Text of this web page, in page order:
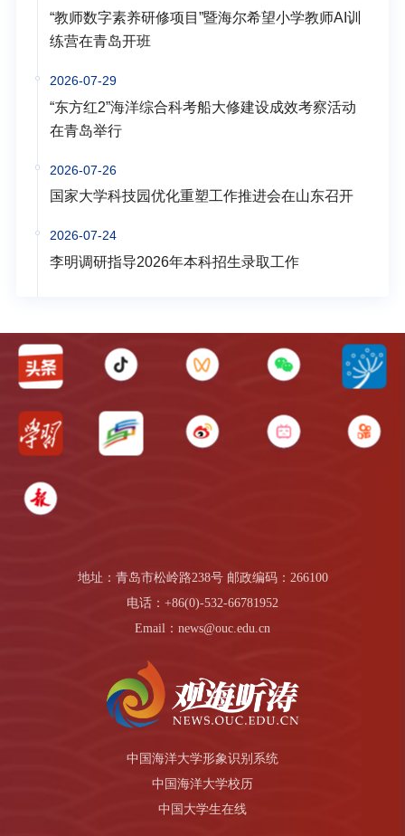
“教师数字素养研修项目”暨海尔希望小学教师AI训
练营在青岛开班
2026-07-29
“东方红2”海洋综合科考船大修建设成效考察活动
在青岛举行
2026-07-26
国家大学科技园优化重塑工作推进会在山东召开
2026-07-24
李明调研指导2026年本科招生录取工作
地址：青岛市松岭路238号 邮政编码：266100
电话：+86(0)-532-66781952
Email：news@ouc.edu.cn
中国海洋大学形象识别系统
中国海洋大学校历
中国大学生在线